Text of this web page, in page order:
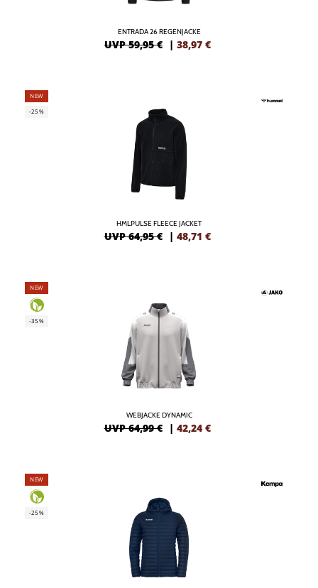
ENTRADA 26 REGENJACKE
UVP 59,95 € | 38,97 €
NEW
-25%
HMLPULSE FLEECE JACKET
UVP 64,95 € | 48,71 €
NEW
-35%
WEBJACKE DYNAMIC
UVP 64,99 € | 42,24 €
NEW
-25%